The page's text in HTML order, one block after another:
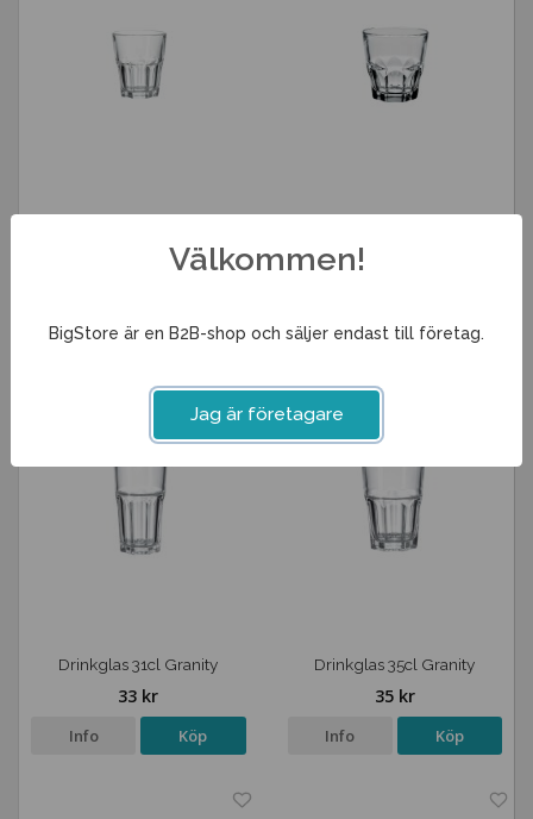
Drinkglas 31cl Granity
33 kr
Info Köp
Drinkglas 35cl Granity
35 kr
Info Köp
Välkommen!
BigStore är en B2B-shop och säljer endast till företag.
Jag är företagare